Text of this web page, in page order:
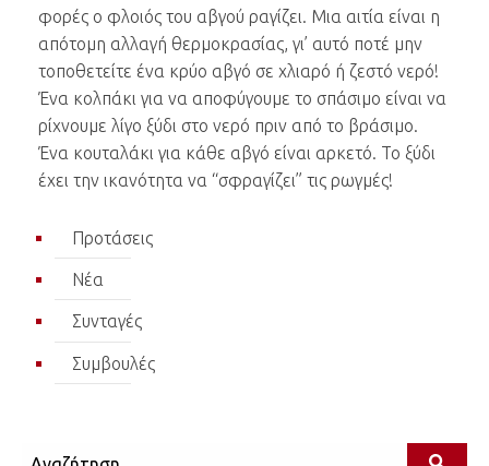
φορές ο φλοιός του αβγού ραγίζει. Μια αιτία είναι η
απότομη αλλαγή θερμοκρασίας, γι’ αυτό ποτέ μην
τοποθετείτε ένα κρύο αβγό σε χλιαρό ή ζεστό νερό!
Ένα κολπάκι για να αποφύγουμε το σπάσιμο είναι να
ρίχνουμε λίγο ξύδι στο νερό πριν από το βράσιμο.
Ένα κουταλάκι για κάθε αβγό είναι αρκετό. Το ξύδι
έχει την ικανότητα να “σφραγίζει” τις ρωγμές!
Προτάσεις
Νέα
Συνταγές
Συμβουλές
Αναζήτηση